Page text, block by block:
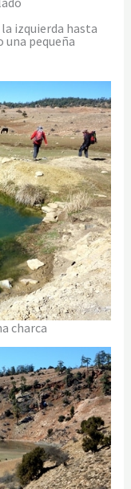
izquierda hasta
pequeña
charca